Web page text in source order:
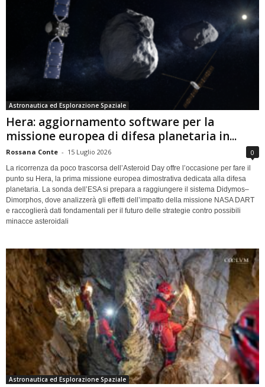
Astronautica ed Esplorazione Spaziale
Hera: aggiornamento software per la
missione europea di difesa planetaria in...
Rossana Conte - 15 Luglio 2026 0
La ricorrenza da poco trascorsa dell’Asteroid Day offre l’occasione per fare il
punto su Hera, la prima missione europea dimostrativa dedicata alla difesa
planetaria. La sonda dell’ESA si prepara a raggiungere il sistema Didymos–
Dimorphos, dove analizzerà gli effetti dell’impatto della missione NASA DART
e raccoglierà dati fondamentali per il futuro delle strategie contro possibili
minacce asteroidali
Astronautica ed Esplorazione Spaziale